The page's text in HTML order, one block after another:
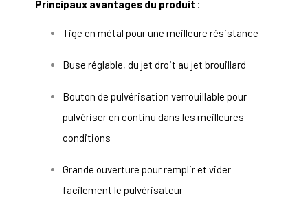
Principaux avantages du produit :
Tige en métal pour une meilleure résistance
Buse réglable, du jet droit au jet brouillard
Bouton de pulvérisation verrouillable pour
pulvériser en continu dans les meilleures
conditions
Grande ouverture pour remplir et vider
facilement le pulvérisateur